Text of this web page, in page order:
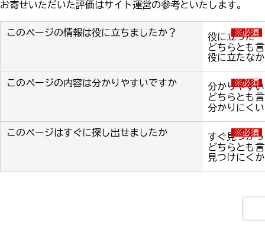
お寄せいただいた評価はサイト運営の参考といたします。
このページの情報は役に立ちましたか？ ※必須
役に立った
どちらとも
役に立たな
このページの内容は分かりやすいですか ※必須
分かりやすい
どちらとも
分かりにくい
このページはすぐに探し出せましたか ※必須
すぐ見つか
どちらとも
見つけにく